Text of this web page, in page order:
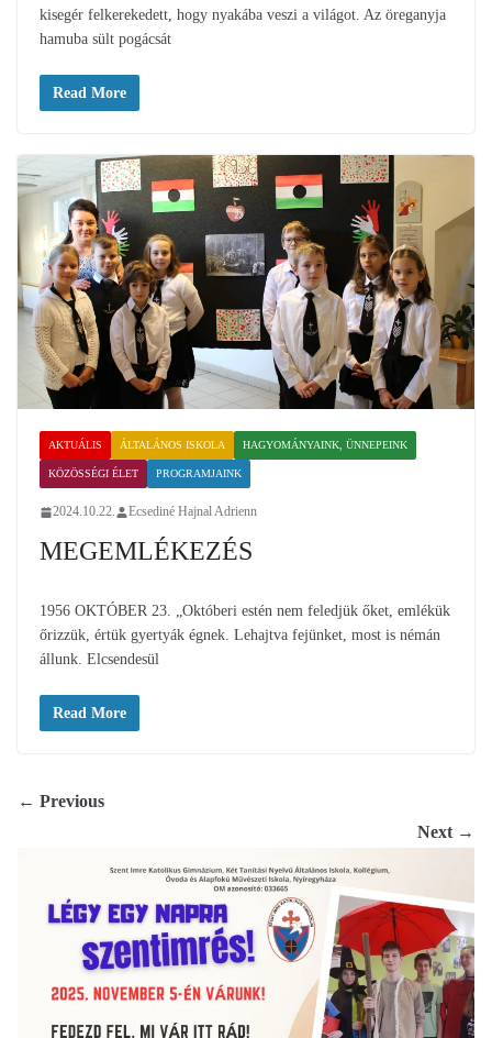
kisegér felkerekedett, hogy nyakába veszi a világot. Az öreganyja
hamuba sült pogácsát
Read More
AKTUÁLIS ÁLTALÁNOS ISKOLA HAGYOMÁNYAINK, ÜNNEPEINK
KÖZÖSSÉGI ÉLET PROGRAMJAINK
2024.10.22. Ecsediné Hajnal Adrienn
MEGEMLÉKEZÉS
1956 OKTÓBER 23. „Októberi estén nem feledjük őket, emlékük
őrizzük, értük gyertyák égnek. Lehajtva fejünket, most is némán
állunk. Elcsendesül
Read More
← Previous
Next →